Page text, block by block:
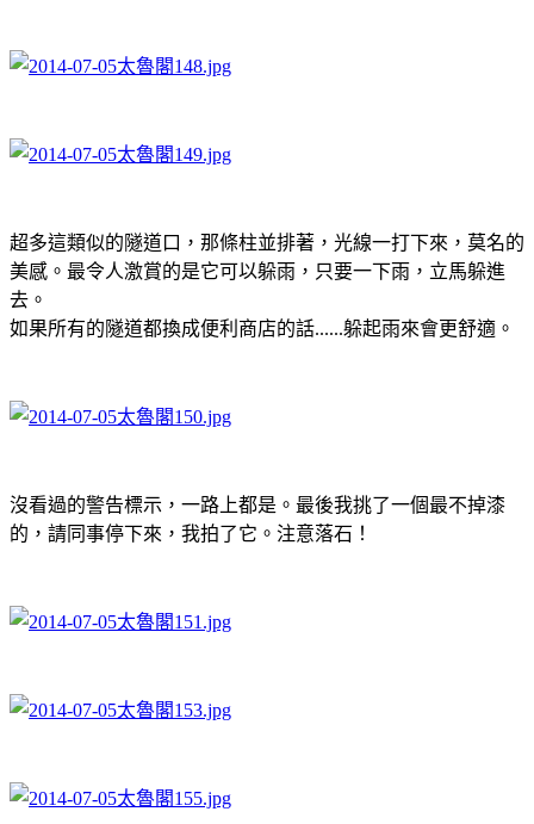
超多這類似的隧道口，那條柱並排著，光線一打下來，莫名的
美感。最令人激賞的是它可以躲雨，只要一下雨，立馬躲進
去。
如果所有的隧道都換成便利商店的話......躲起雨來會更舒適。
沒看過的警告標示，一路上都是。最後我挑了一個最不掉漆
的，請同事停下來，我拍了它。注意落石！